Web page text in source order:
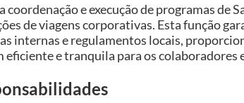
coordenação e execução de programas de
de viagens corporativas. Esta função
internas e regulamentos locais,
eficiente e tranquila para os colaboradores